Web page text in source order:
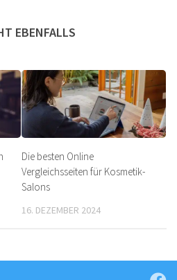
EBENFALLS
Die besten Online
Vergleichsseiten für Kosmetik-
Salons
16. DEZEMBER 2024